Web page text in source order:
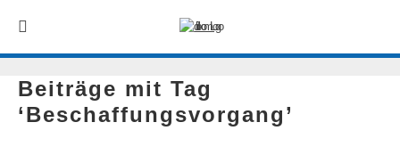
Beiträge mit Tag
‘Beschaffungsvorgang’